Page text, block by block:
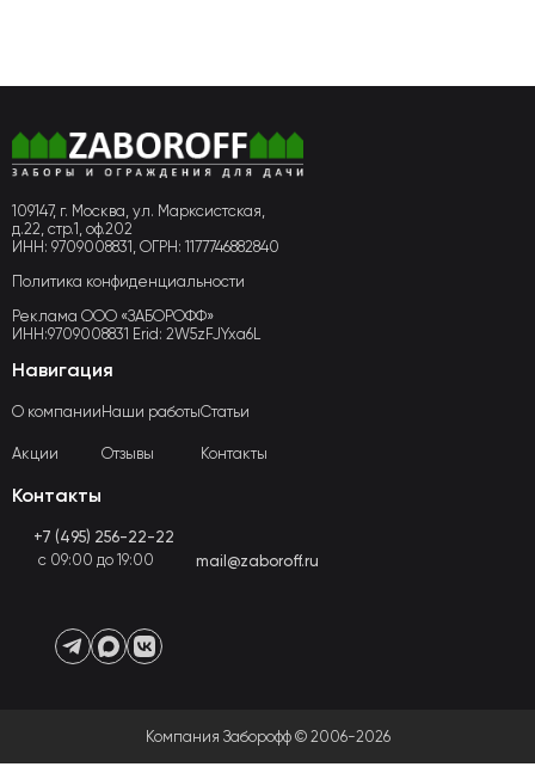
109147, г. Москва, ул. Марксистская,
д.22, стр.1, оф.202
ИНН: 9709008831, ОГРН: 1177746882840
Политика конфиденциальности
Реклама ООО «ЗАБОРОФФ»
ИНН:9709008831 Erid: 2W5zFJYxa6L
Навигация
О компании
Акции
Наши работы
Отзывы
Статьи
Контакты
Контакты
+7 (495) 256-22-22
с 09:00 до 19:00
mail@zaboroff.ru
Компания Заборофф © 2006-2026